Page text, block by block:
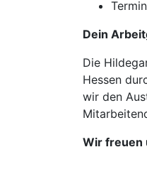
Dein
Die
Hessen
wir den
Wir freuen